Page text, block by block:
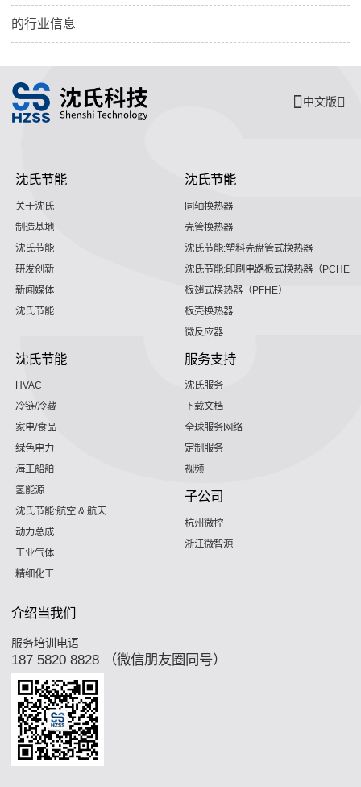
的行业信息
中文版
沈氏节能
关于沈氏
制造基地
沈氏节能
研发创新
新闻媒体
沈氏节能
沈氏节能
同轴换热器
壳管换热器
沈氏节能:塑料壳盘管式换热器
沈氏节能:印刷电路板式换热器（PCHE）
板翅式换热器（PFHE）
板壳换热器
微反应器
沈氏节能
HVAC
冷链/冷藏
家电/食品
绿色电力
海工船舶
氢能源
沈氏节能:航空 & 航天
动力总成
工业气体
精细化工
服务支持
沈氏服务
下载文档
全球服务网络
定制服务
视频
子公司
杭州微控
浙江微智源
介绍当我们
服务培训电语
187 5820 8828 （微信朋友圈同号）